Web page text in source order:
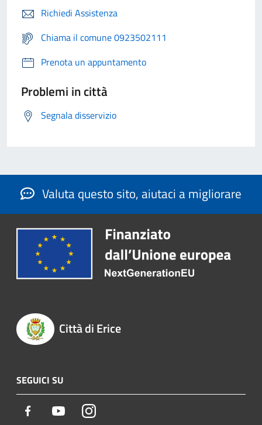
Richiedi Assistenza
Chiama il comune 0923502111
Prenota un appuntamento
Problemi in città
Segnala disservizio
Valuta questo sito, aiutaci a migliorare
Città di Erice
SEGUICI SU
Facebook YoutubeInstagram